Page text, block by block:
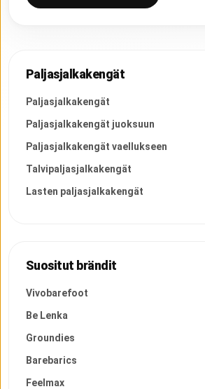
Paljasjalkakengät
Paljasjalkakengät
Paljasjalkakengät juoksuun
Paljasjalkakengät vaellukseen
Talvipaljasjalkakengät
Lasten paljasjalkakengät
Suositut brändit
Vivobarefoot
Be Lenka
Groundies
Barebarics
Feelmax